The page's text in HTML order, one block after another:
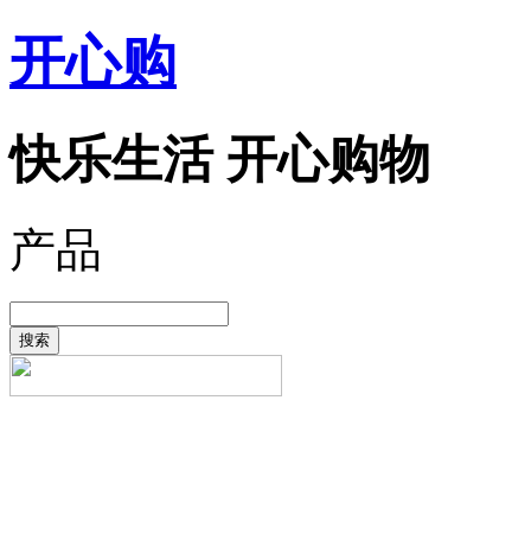
开心购
快乐生活 开心购物
产品
搜索